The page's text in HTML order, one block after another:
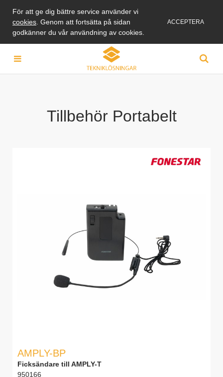
För att ge dig bättre service använder vi
cookies . Genom att fortsätta på sidan
godkänner du vår användning av cookies.
ACCEPTERA
Tillbehör Portabelt
AMPLY-BP
Ficksändare till AMPLY-T
950166